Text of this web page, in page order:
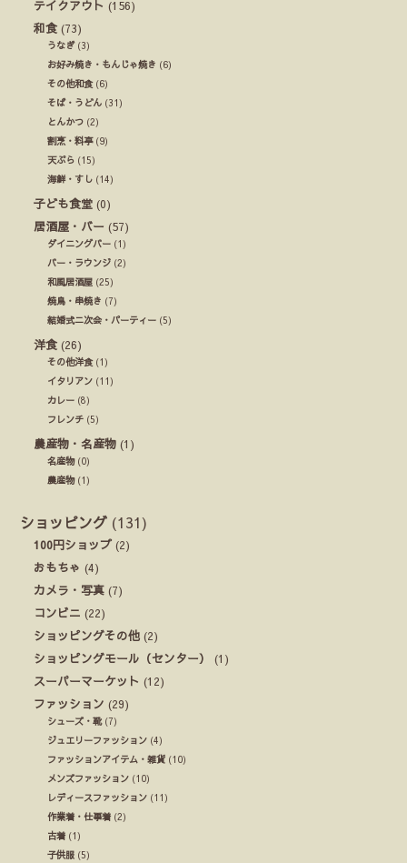
テイクアウト (156)
和食 (73)
うなぎ(3)
お好み焼き・もんじゃ焼き (6)
その他和食(6)
そば・うどん (31)
とんかつ (2)
割烹・料亭(9)
天ぷら (15)
海鮮・すし (14)
子ども食堂 (0)
居酒屋・バー (57)
ダイニングバー (1)
バー・ラウンジ (2)
和風居酒屋 (25)
焼鳥・串焼き (7)
結婚式ニ次会・パーティー (5)
洋食 (26)
その他洋食(1)
イタリアン (11)
カレー (8)
フレンチ (5)
農産物・名産物 (1)
名産物(0)
農産物(1)
ショッピング (131)
100円ショップ (2)
おもちゃ (4)
カメラ・写真 (7)
コンビニ (22)
ショッピングその他 (2)
ショッピングモール（センター）
(1)
スーパーマーケット (12)
ファッション (29)
シューズ・靴(7)
ジュエリーファッション (4)
ファッションアイテム・雑貨 (10)
メンズファッション (10)
レディースファッション (11)
作業着・仕事着 (2)
古着 (1)
子供服 (5)